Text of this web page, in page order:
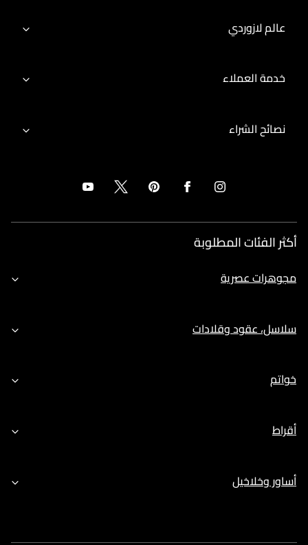
عالم لازوردي
خدمة العملاء
نصائح الشراء
أكثر الفئات المطلوبة
مجوهرات عصرية
سلاسل، عقود وقلادات
خواتم
أقراط
أساور وخلاخيل